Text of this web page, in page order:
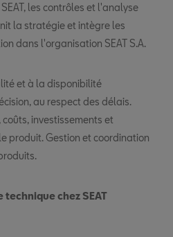
les contrôles et l'analyse
la stratégie et intègre les
dans l'organisation SEAT S.A.
et à la disponibilité
au respect des délais.
investissements et
produit. Gestion et coordination
technique chez SEAT